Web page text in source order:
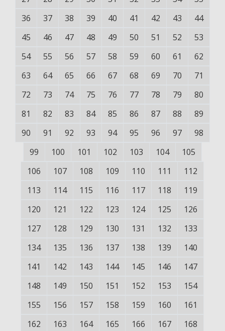
36
37 38 39 40 41 42 43
44
45
46 47 48 49 50 51 52
53
54
55 56 57 58 59 60 61
62
63
64 65 66 67 68 69 70
71
72
73 74 75 76 77 78 79
80
81
82 83 84 85 86 87 88
89
90
91 92 93 94 95 96 97
98
99
100 101 102 103 104
105
106
107 108 109 110 111
112
113
114 115 116 117 118
119
120
121 122 123 124 125
126
127
128 129 130 131 132
133
134
135 136 137 138 139
140
141
142 143 144 145 146
147
148
149 150 151 152 153
154
155
156 157 158 159 160
161
162
163 164 165 166 167
168